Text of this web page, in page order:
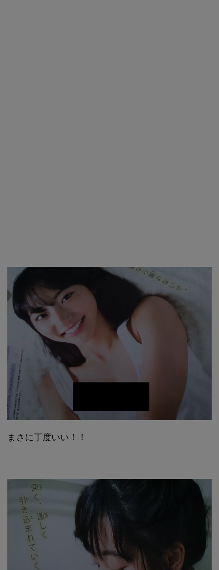
まさに丁度いい！！